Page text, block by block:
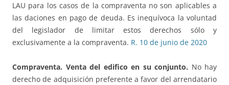
LAU para los casos de la compraventa no son aplicables a
las daciones en pago de deuda. Es inequívoca la voluntad
del legislador de limitar estos derechos sólo y
exclusivamente a la compraventa. R. 10 de junio de 2020
Compraventa. Venta del edifico en su conjunto. No hay
derecho de adquisición preferente a favor del arrendatario